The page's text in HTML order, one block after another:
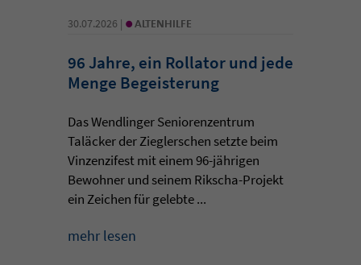
30.07.2026 | • ALTENHILFE
96 Jahre, ein Rollator und jede
Menge Begeisterung
Das Wendlinger Seniorenzentrum
Taläcker der Zieglerschen setzte beim
Vinzenzifest mit einem 96-jährigen
Bewohner und seinem Rikscha-Projekt
ein Zeichen für gelebte ...
mehr lesen